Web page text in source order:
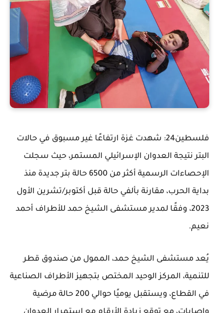
فلسطين24: شهدت غزة ارتفاعًا غير مسبوق في حالات
البتر نتيجة العدوان الإسرائيلي المستمر، حيث سجلت
الإحصاءات الرسمية أكثر من 6500 حالة بتر جديدة منذ
بداية الحرب، مقارنة بألفي حالة قبل أكتوبر/تشرين الأول
2023، وفقًا لمدير مستشفى الشيخ حمد للأطراف أحمد
نعيم.
يُعد مستشفى الشيخ حمد، الممول من صندوق قطر
للتنمية، المركز الوحيد المختص بتجهيز الأطراف الصناعية
في القطاع، ويستقبل يوميًا حوالي 200 حالة مرضية